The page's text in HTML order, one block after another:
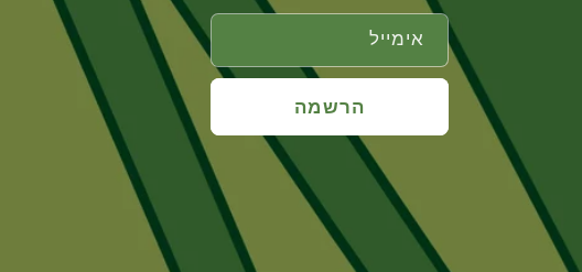
אימייל
הרשמה